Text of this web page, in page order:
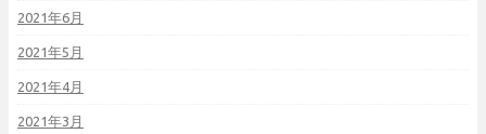
2021年6月
2021年5月
2021年4月
2021年3月